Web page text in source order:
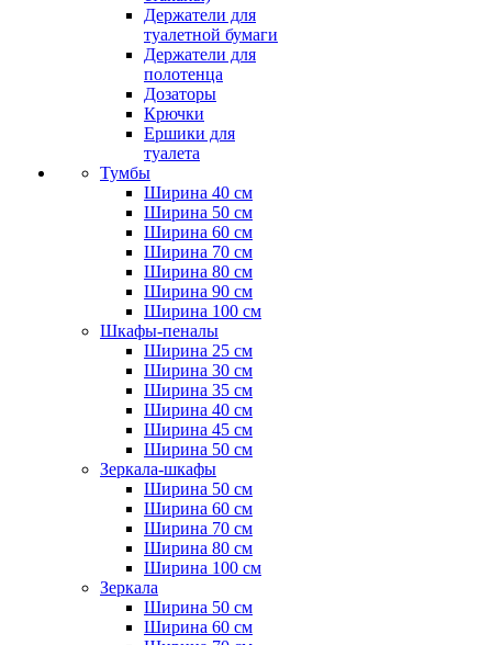
Держатели для
туалетной бумаги
Держатели для
полотенца
Дозаторы
Крючки
Ершики для
туалета
Тумбы
Ширина 40 см
Ширина 50 см
Ширина 60 см
Ширина 70 см
Ширина 80 см
Ширина 90 см
Ширина 100 см
Шкафы-пеналы
Ширина 25 см
Ширина 30 см
Ширина 35 см
Ширина 40 см
Ширина 45 см
Ширина 50 см
Зеркала-шкафы
Ширина 50 см
Ширина 60 см
Ширина 70 см
Ширина 80 см
Ширина 100 см
Зеркала
Ширина 50 см
Ширина 60 см